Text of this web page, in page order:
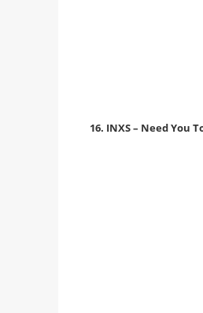
16. INXS – Need You